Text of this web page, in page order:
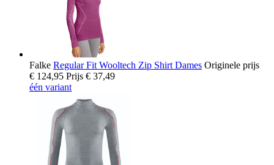
Falke Regular Fit Wooltech Zip Shirt Dames Originele prijs
€ 124,95 Prijs € 37,49
één variant